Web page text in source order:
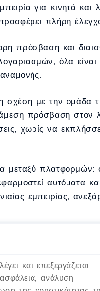
για κινητά και
πλήρη
πρόσβαση και
όλα
σχέση με την ομάδα
άμεση πρόσβαση στον
χωρίς να
μεταξύ πλατφορμών:
αυτόματα
εμπειρίας,
και αυτονομία
τη
και επεξεργάζεται
ανάλυση